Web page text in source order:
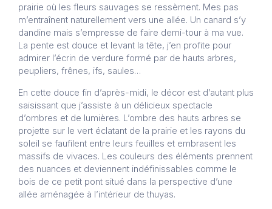
prairie où les fleurs sauvages se ressèment. Mes pas
m’entraînent naturellement vers une allée. Un canard s’y
dandine mais s’empresse de faire demi-tour à ma vue.
La pente est douce et levant la tête, j’en profite pour
admirer l’écrin de verdure formé par de hauts arbres,
peupliers, frênes, ifs, saules…
En cette douce fin d’après-midi, le décor est d’autant plus
saisissant que j’assiste à un délicieux spectacle
d’ombres et de lumières. L’ombre des hauts arbres se
projette sur le vert éclatant de la prairie et les rayons du
soleil se faufilent entre leurs feuilles et embrasent les
massifs de vivaces. Les couleurs des éléments prennent
des nuances et deviennent indéfinissables comme le
bois de ce petit pont situé dans la perspective d’une
allée aménagée à l’intérieur de thuyas.